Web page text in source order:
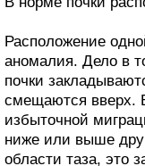
Расположение
аномалия. Дело в
почки
смещаются вверх.
избыточной
ниже или выше
области таза, это